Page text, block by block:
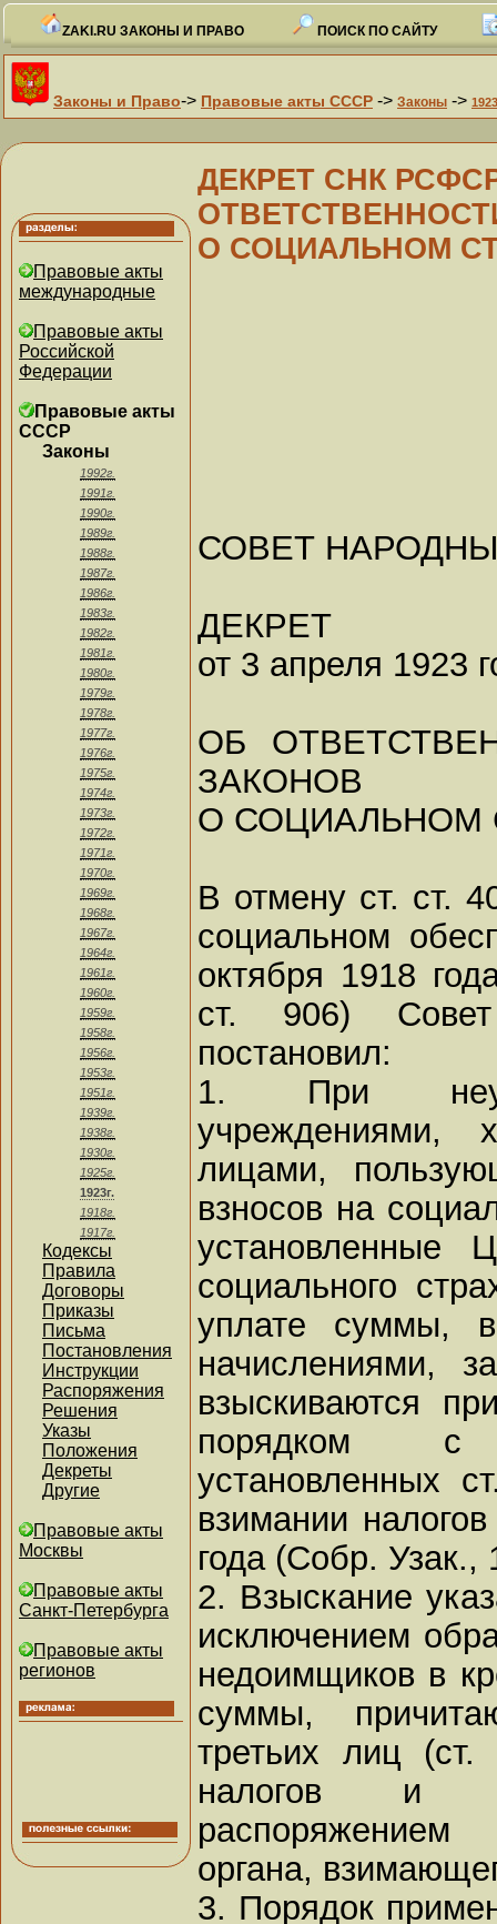
ZAKI.RU ЗАКОНЫ И ПРАВО ПОИСК ПО САЙТУ
Законы и Право-> Правовые акты СССР -> Законы ->
Правовые акты
международные
Правовые акты
Российской
Федерации
Правовые акты
СССР
Законы
1992г.
1991г.
1990г.
1989г.
1988г.
1987г.
1986г.
1983г.
1982г.
1981г.
1980г.
1979г.
1978г.
1977г.
1976г.
1975г.
1974г.
1973г.
1972г.
1971г.
1970г.
1969г.
1968г.
1967г.
1964г.
1961г.
1960г.
1959г.
1958г.
1956г.
1953г.
1951г.
1939г.
1938г.
1930г.
1925г.
1923г.
1918г.
1917г.
Кодексы
Правила
Договоры
Приказы
Письма
Постановления
Инструкции
Распоряжения
Решения
Указы
Положения
Декреты
Другие
Правовые акты
Москвы
Правовые акты
Санкт-Петербурга
Правовые акты
регионов
ДЕКРЕТ СНК РСФСР
О СОЦИАЛЬНОМ
СОВЕТ
ДЕКРЕТ
от 3 апреля 1923
ОБ
ЗАКОНОВ
О СОЦИАЛЬНОМ
В отмену ст. ст.
социальном
октября 1918
ст. 906)
постановил:
1. При
учреждениями,
лицами,
взносов на
установленные
социального
уплате суммы,
начислениями,
взыскиваются
порядком с
установленных
взимании
года (Собр. Узак.,
2. Взыскание
исключением
недоимщиков в
суммы,
третьих лиц
налогов и
распоряжением
органа,
3. Порядок